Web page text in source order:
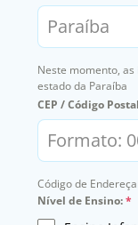
Neste momento,
estado da Paraíba
CEP / Código Postal
Código de
Nível de Ensino:*